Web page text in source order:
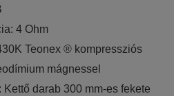
4 Ohm
Teonex ® kompressziós
mágnessel
darab 300 mm-es fekete